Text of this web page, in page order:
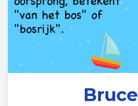
Bruce